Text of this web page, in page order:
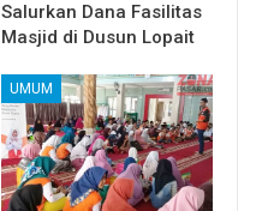
Salurkan Dana Fasilitas
Masjid di Dusun Lopait
UMUM